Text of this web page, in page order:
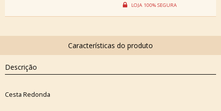
Descrição
Cesta Redonda